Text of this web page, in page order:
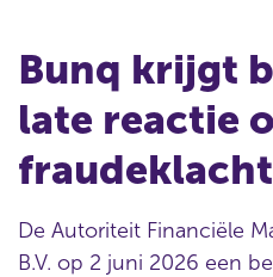
Bunq krijgt
late reactie
De Autoriteit Financiële
B.V. op 2 juni 2026 een